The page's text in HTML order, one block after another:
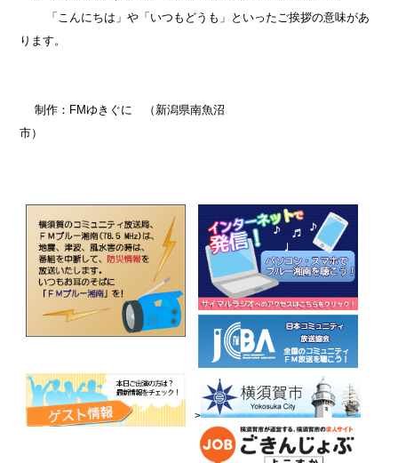
「こんにちは」や「いつもどうも」といったご挨拶の意味があ
ります。
制作：FMゆきぐに （新潟県南魚沼
市）
>